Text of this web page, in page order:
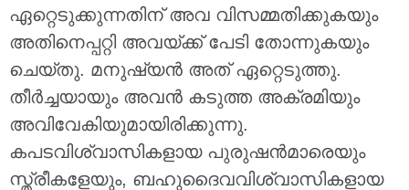
ഏറ്റെടുക്കുന്നതിന് അവ വിസമ്മതിക്കുകയും
അതിനെപ്പറ്റി അവയ്ക്ക് പേടി തോന്നുകയും
ചെയ്തു. മനുഷ്യന്‍ അത് ഏറ്റെടുത്തു.
തീര്‍ച്ചയായും അവന്‍ കടുത്ത അക്രമിയും
അവിവേകിയുമായിരിക്കുന്നു.
കപടവിശ്വാസികളായ പുരുഷന്‍മാരെയും
സ്ത്രീകളേയും, ബഹുദൈവവിശ്വാസികളായ